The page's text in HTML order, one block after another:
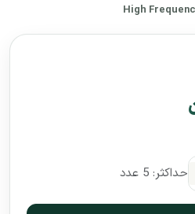
حداکثر: 5 عدد